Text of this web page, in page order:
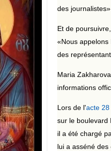
des
Et de
«Nous
des
Maria
informations
Lors de l'acte
sur le boulevard
il a été chargé
lui a asséné